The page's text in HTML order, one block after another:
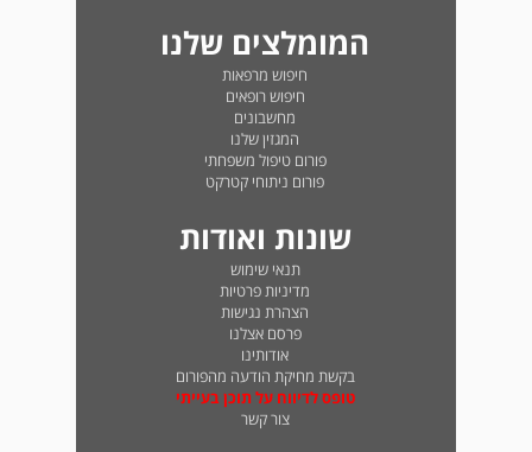
המומלצים שלנו
חיפוש מרפאות
חיפוש רופאים
מחשבונים
המגזין שלנו
פורום טיפול משפחתי
פורום ניתוחי קטרקט
שונות ואודות
תנאי שימוש
מדיניות פרטיות
הצהרת נגישות
פרסם אצלנו
אודותינו
בקשת מחיקת הודעה מהפורום
טופס לדיווח על תוכן בעייתי
צור קשר